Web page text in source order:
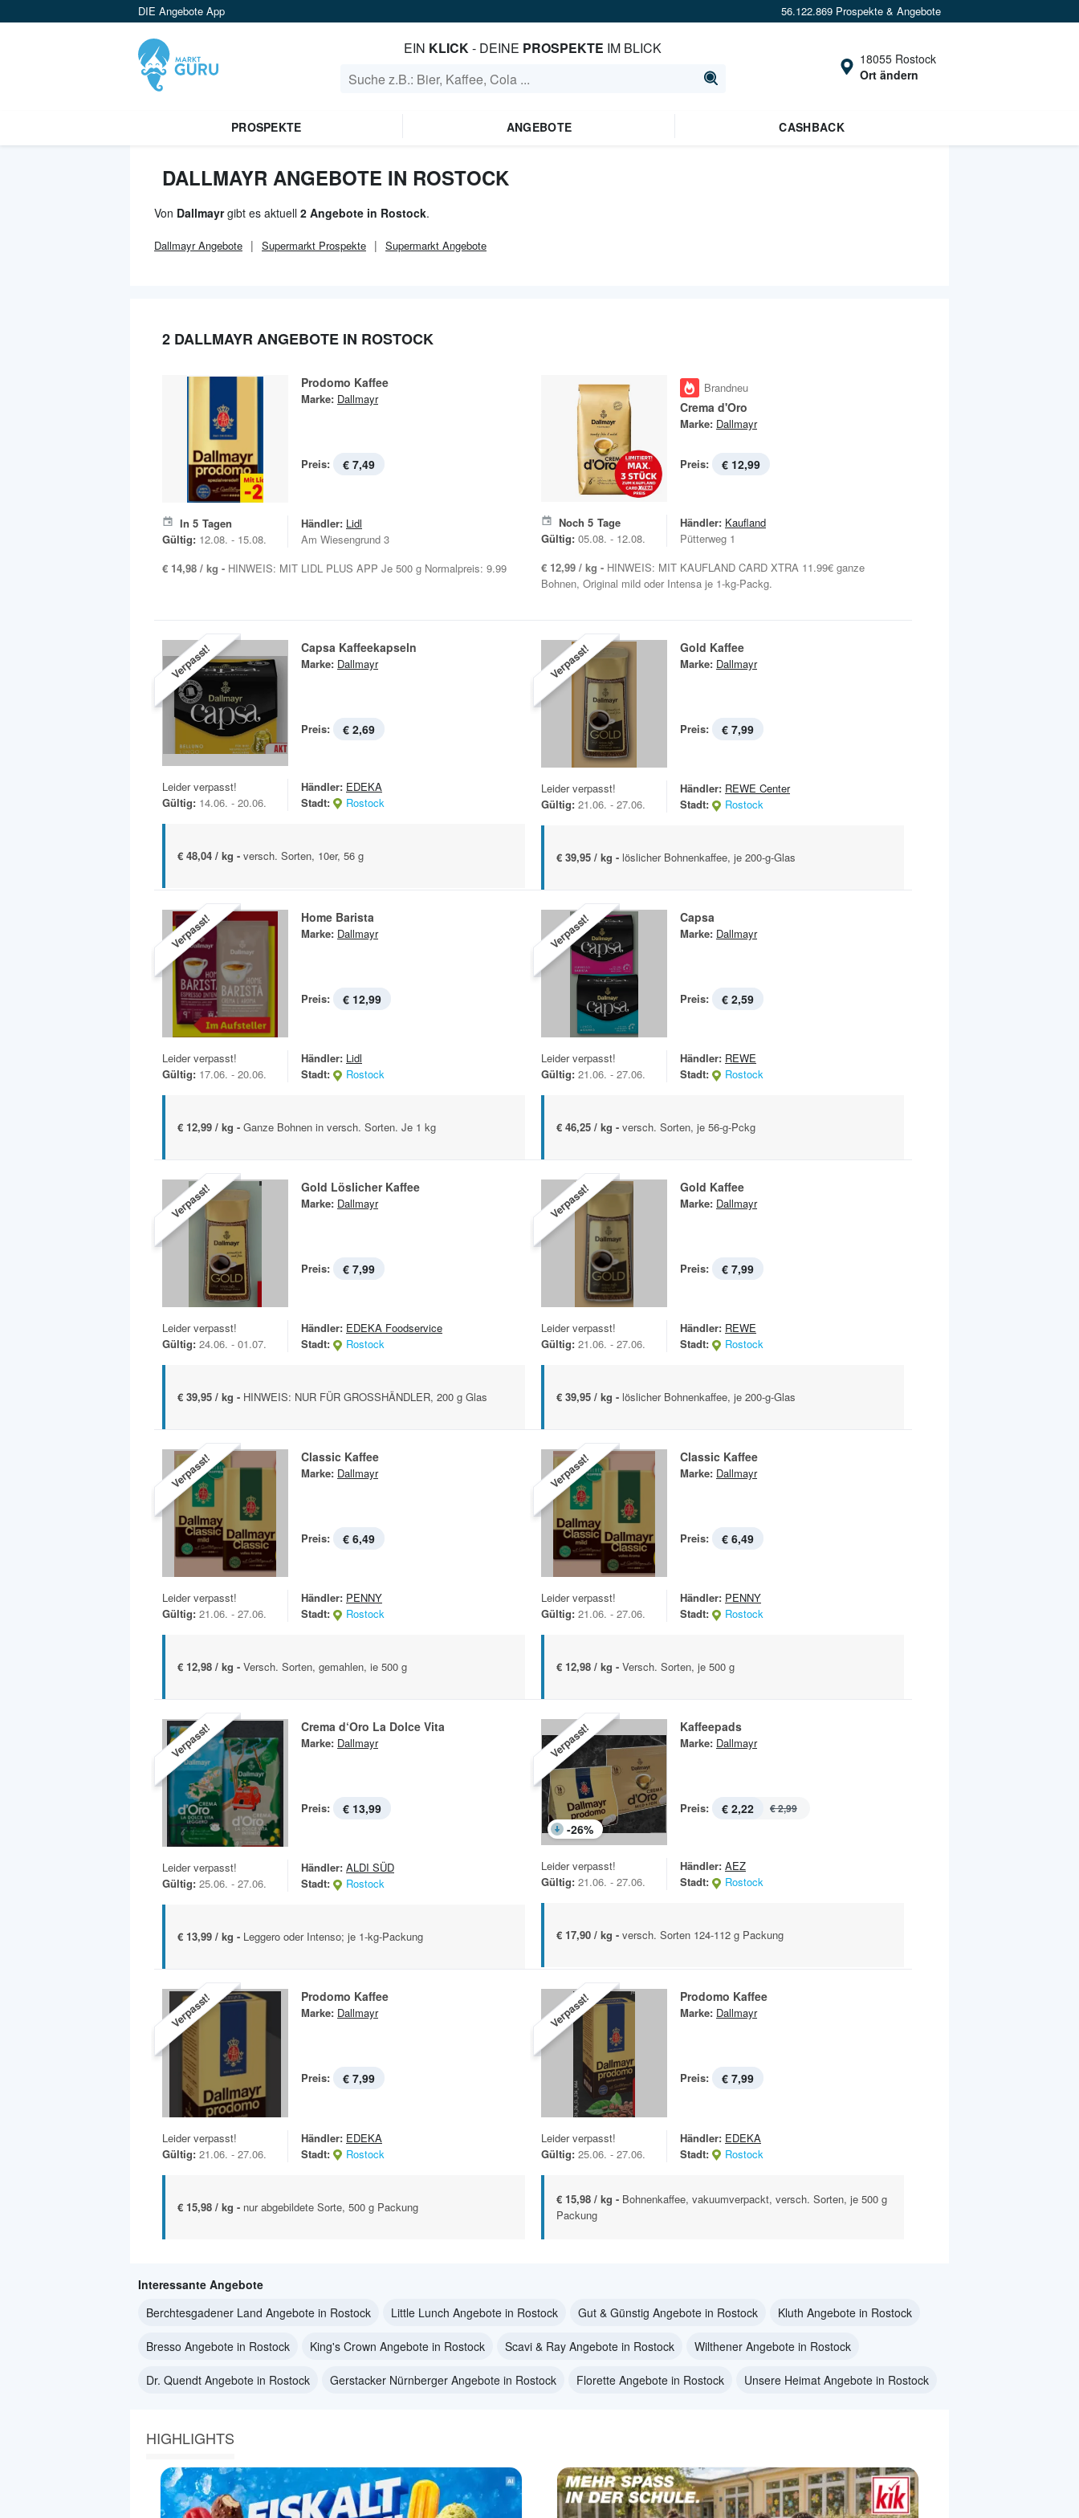
DIE Angebote App 56.122.869 Prospekte & Angebote
EIN KLICK- DEINE PROSPEKTE IM BLICK
18055 Rostock
Ort ändern
PROSPEKTE ANGEBOTE CASHBACK
DALLMAYR ANGEBOTE IN ROSTOCK
Von Dallmayrgibt es aktuell 2 Angebote in Rostock.
DallmayrAngebote Supermarkt Prospekte Supermarkt Angebote
2 DALLMAYR ANGEBOTE IN ROSTOCK
Prodomo Kaffee
Marke: Dallmayr
Preis: € 7,49
In 5 Tagen
Gültig: 12.08. - 15.08.
Händler: Lidl
Am Wiesengrund 3
€ 14,98 / kg - HINWEIS: MIT LIDL PLUS APP Je 500 g Normalpreis: 9.99
Brandneu
Crema d'Oro
Marke: Dallmayr
Preis: € 12,99
Noch 5 Tage
Gültig: 05.08. - 12.08.
Händler: Kaufland
Pütterweg 1
€ 12,99 / kg - HINWEIS: MIT KAUFLAND CARD XTRA 11.99€ ganze
Bohnen, Original mild oder Intensa je 1-kg-Packg.
Verpasst! Capsa Kaffeekapseln
Marke: Dallmayr
Preis: € 2,69
Leider verpasst!
Gültig: 14.06. - 20.06.
Händler: EDEKA
Stadt:
Rostock
€ 48,04 / kg - versch. Sorten, 10er, 56 g
Verpasst! Gold Kaffee
Marke: Dallmayr
Preis: € 7,99
Leider verpasst!
Gültig: 21.06. - 27.06.
Händler: REWE Center
Stadt:
Rostock
€ 39,95 / kg - löslicher Bohnenkaffee, je 200-g-Glas
Verpasst! Home Barista
Marke: Dallmayr
Preis: € 12,99
Leider verpasst!
Gültig: 17.06. - 20.06.
Händler: Lidl
Stadt:
Rostock
€ 12,99 / kg - Ganze Bohnen in versch. Sorten. Je 1 kg
Verpasst! Capsa
Marke: Dallmayr
Preis: € 2,59
Leider verpasst!
Gültig: 21.06. - 27.06.
Händler: REWE
Stadt:
Rostock
€ 46,25 / kg - versch. Sorten, je 56-g-Pckg
Verpasst! Gold Löslicher Kaffee
Marke: Dallmayr
Preis: € 7,99
Leider verpasst!
Gültig: 24.06. - 01.07.
Händler: EDEKA Foodservice
Stadt:
Rostock
€ 39,95 / kg - HINWEIS: NUR FÜR GROSSHÄNDLER, 200 g Glas
Verpasst! Gold Kaffee
Marke: Dallmayr
Preis: € 7,99
Leider verpasst!
Gültig: 21.06. - 27.06.
Händler: REWE
Stadt:
Rostock
€ 39,95 / kg - löslicher Bohnenkaffee, je 200-g-Glas
Verpasst! Classic Kaffee
Marke: Dallmayr
Preis: € 6,49
Leider verpasst!
Gültig: 21.06. - 27.06.
Händler: PENNY
Stadt:
Rostock
€ 12,98 / kg - Versch. Sorten, gemahlen, ie 500 g
Verpasst! Classic Kaffee
Marke: Dallmayr
Preis: € 6,49
Leider verpasst!
Gültig: 21.06. - 27.06.
Händler: PENNY
Stadt:
Rostock
€ 12,98 / kg - Versch. Sorten, je 500 g
Verpasst! Crema d‘Oro La Dolce Vita
Marke: Dallmayr
Preis: € 13,99
Leider verpasst!
Gültig: 25.06. - 27.06.
Händler: ALDI SÜD
Stadt:
Rostock
€ 13,99 / kg - Leggero oder Intenso; je 1-kg-Packung
Verpasst!
-26%
Kaffeepads
Marke: Dallmayr
Preis: € 2,22 € 2,99
Leider verpasst!
Gültig: 21.06. - 27.06.
Händler: AEZ
Stadt:
Rostock
€ 17,90 / kg - versch. Sorten 124-112 g Packung
Verpasst! Prodomo Kaffee
Marke: Dallmayr
Preis: € 7,99
Leider verpasst!
Gültig: 21.06. - 27.06.
Händler: EDEKA
Stadt:
Rostock
€ 15,98 / kg - nur abgebildete Sorte, 500 g Packung
Verpasst! Prodomo Kaffee
Marke: Dallmayr
Preis: € 7,99
Leider verpasst!
Gültig: 25.06. - 27.06.
Händler: EDEKA
Stadt:
Rostock
€ 15,98 / kg - Bohnenkaffee, vakuumverpackt, versch. Sorten, je 500 g
Packung
Interessante Angebote
Berchtesgadener Land Angebote in Rostock
Little Lunch Angebote in Rostock Gut & Günstig Angebote in Rostock Kluth Angebote in Rostock
Bresso Angebote in Rostock King's Crown Angebote in Rostock Scavi & Ray Angebote in Rostock Wilthener Angebote in Rostock
Dr. Quendt Angebote in Rostock Gerstacker Nürnberger Angebote in Rostock Florette Angebote in Rostock Unsere Heimat Angebote in Rostock
HIGHLIGHTS